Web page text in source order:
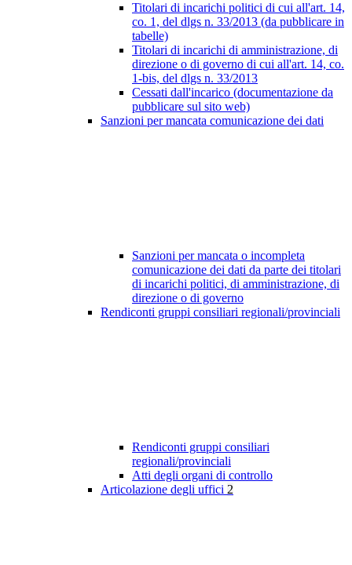
Titolari di incarichi politici di cui all'art. 14,
co. 1, del dlgs n. 33/2013 (da pubblicare in
tabelle)
Titolari di incarichi di amministrazione, di
direzione o di governo di cui all'art. 14, co.
1-bis, del dlgs n. 33/2013
Cessati dall'incarico (documentazione da
pubblicare sul sito web)
Sanzioni per mancata comunicazione dei dati
Sanzioni per mancata o incompleta
comunicazione dei dati da parte dei titolari
di incarichi politici, di amministrazione, di
direzione o di governo
Rendiconti gruppi consiliari regionali/provinciali
Rendiconti gruppi consiliari
regionali/provinciali
Atti degli organi di controllo
Articolazione degli uffici 2